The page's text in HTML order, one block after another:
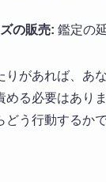
の販売: 鑑定の
りがあれば、あ
める必要はあり
う行動するかで